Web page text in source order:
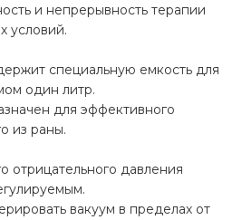
и непрерывность терапии
условий.
специальную емкость для
один литр.
для эффективного
из раны.
отрицательного давления
вакуум в пределах от